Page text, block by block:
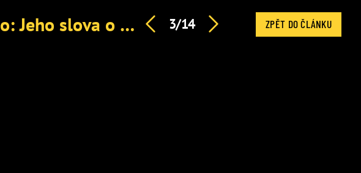
Krutý detail krachu manželství Brzobohatého: Jeho slova o Daniele připomínají hořkou minulost 3/14 ZPĚT DO ČLÁNKU